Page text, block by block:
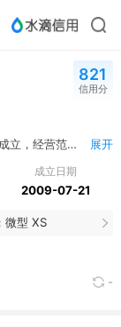
821
信用分
简介：安庆市恒溢进出口有限公司,2009年07月21日成立，经营范围包括预包装食品批发、零售；日用百货批发、零售；自营和代理各类商品及技术的进出口业务（国家限制企业经营和禁止进出口的商品及技术除外）。（依法须经批准的项目，经相关部门批准后方可开展经营活动） 展开
成立日期
2009-07-21
微型 XS
-